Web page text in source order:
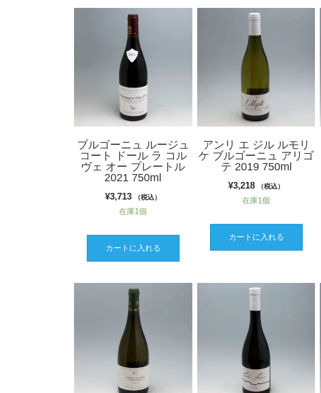
ブルゴーニュ ルージュ
コート ドール ラ コル
ヴェ オー プレートル
2021 750ml
¥3,713 （税込）
在庫1個
カートに入れる
アンリ エ ジル ルモリ
ケ ブルゴーニュ アリゴ
テ 2019 750ml
¥3,218 （税込）
在庫1個
カートに入れる